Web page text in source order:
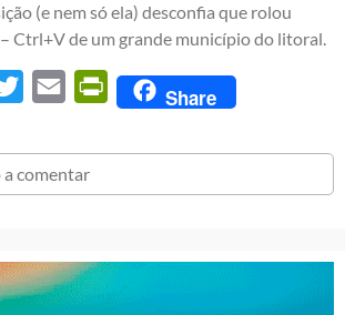
(e nem só ela) desconfia que rolou
Ctrl+V de um grande município do litoral.
Twitter Email PrintFriendly
Share
a comentar